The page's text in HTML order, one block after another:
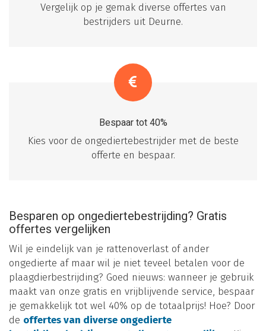
Vergelijk op je gemak diverse offertes van
bestrijders uit Deurne.
Bespaar tot 40%
Kies voor de ongediertebestrijder met de beste
offerte en bespaar.
Besparen op ongediertebestrijding? Gratis
offertes vergelijken
Wil je eindelijk van je rattenoverlast of ander
ongedierte af maar wil je niet teveel betalen voor de
plaagdierbestrijding? Goed nieuws: wanneer je gebruik
maakt van onze gratis en vrijblijvende service, bespaar
je gemakkelijk tot wel 40% op de totaalprijs! Hoe? Door
de offertes van diverse ongedierte